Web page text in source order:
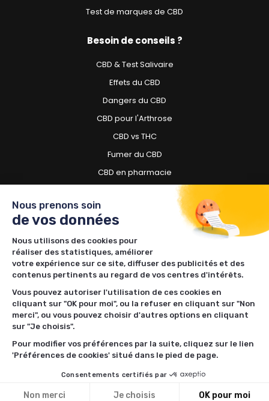
Test de marques de CBD
Besoin de conseils ?
CBD & Test Salivaire
Effets du CBD
Dangers du CBD
CBD pour l'Arthrose
CBD vs THC
Fumer du CBD
CBD en pharmacie
Besoin d'acheter du CBD ?
Boutiques CBD à Toulouse
Boutiques CBD à Lille
Boutiques CBD à Nantes
Boutiques CBD à Rennes
Boutiques CBD à Bordeaux
Boutiques CBD à Nancy
Nous prenons soin
de vos données
Nous utilisons des cookies pour
réaliser des statistiques, améliorer
votre expérience sur ce site, diffuser des publicités et des
contenus pertinents au regard de vos centres d'intérêts.
Vous pouvez autoriser l'utilisation de ces cookies en
cliquant sur "OK pour moi", ou la refuser en cliquant sur "Non
merci", ou vous pouvez choisir d'autres options en cliquant
sur "Je choisis".
Pour modifier vos préférences par la suite, cliquez sur le lien
'Préférences de cookies' situé dans le pied de page.
Consentements certifiés par
Non merci Je choisis OK pour moi